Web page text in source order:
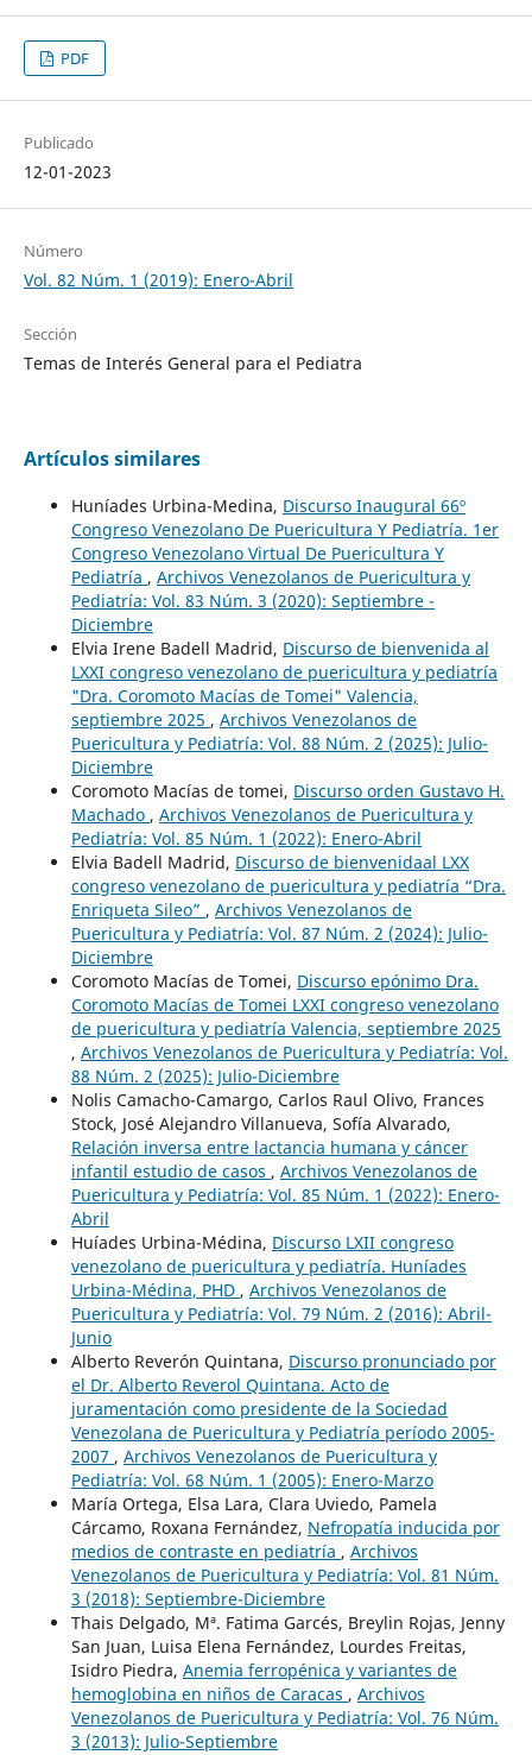
PDF
Publicado
12-01-2023
Número
Vol. 82 Núm. 1 (2019): Enero-Abril
Sección
Temas de Interés General para el Pediatra
Artículos similares
Huníades Urbina-Medina, Discurso Inaugural 66º
Congreso Venezolano De Puericultura Y Pediatría. 1er
Congreso Venezolano Virtual De Puericultura Y
Pediatría , Archivos Venezolanos de Puericultura y
Pediatría: Vol. 83 Núm. 3 (2020): Septiembre -
Diciembre
Elvia Irene Badell Madrid, Discurso de bienvenida al
LXXI congreso venezolano de puericultura y pediatría
"Dra. Coromoto Macías de Tomei" Valencia,
septiembre 2025 , Archivos Venezolanos de
Puericultura y Pediatría: Vol. 88 Núm. 2 (2025): Julio-
Diciembre
Coromoto Macías de tomei, Discurso orden Gustavo H.
Machado , Archivos Venezolanos de Puericultura y
Pediatría: Vol. 85 Núm. 1 (2022): Enero-Abril
Elvia Badell Madrid, Discurso de bienvenidaal LXX
congreso venezolano de puericultura y pediatría “Dra.
Enriqueta Sileo” , Archivos Venezolanos de
Puericultura y Pediatría: Vol. 87 Núm. 2 (2024): Julio-
Diciembre
Coromoto Macías de Tomei, Discurso epónimo Dra.
Coromoto Macías de Tomei LXXI congreso venezolano
de puericultura y pediatría Valencia, septiembre 2025
, Archivos Venezolanos de Puericultura y Pediatría: Vol.
88 Núm. 2 (2025): Julio-Diciembre
Nolis Camacho-Camargo, Carlos Raul Olivo, Frances
Stock, José Alejandro Villanueva, Sofía Alvarado,
Relación inversa entre lactancia humana y cáncer
infantil estudio de casos , Archivos Venezolanos de
Puericultura y Pediatría: Vol. 85 Núm. 1 (2022): Enero-
Abril
Huíades Urbina-Médina, Discurso LXII congreso
venezolano de puericultura y pediatría. Huníades
Urbina-Médina, PHD , Archivos Venezolanos de
Puericultura y Pediatría: Vol. 79 Núm. 2 (2016): Abril-
Junio
Alberto Reverón Quintana, Discurso pronunciado por
el Dr. Alberto Reverol Quintana. Acto de
juramentación como presidente de la Sociedad
Venezolana de Puericultura y Pediatría período 2005-
2007 , Archivos Venezolanos de Puericultura y
Pediatría: Vol. 68 Núm. 1 (2005): Enero-Marzo
María Ortega, Elsa Lara, Clara Uviedo, Pamela
Cárcamo, Roxana Fernández, Nefropatía inducida por
medios de contraste en pediatría , Archivos
Venezolanos de Puericultura y Pediatría: Vol. 81 Núm.
3 (2018): Septiembre-Diciembre
Thais Delgado, Mª. Fatima Garcés, Breylin Rojas, Jenny
San Juan, Luisa Elena Fernández, Lourdes Freitas,
Isidro Piedra, Anemia ferropénica y variantes de
hemoglobina en niños de Caracas , Archivos
Venezolanos de Puericultura y Pediatría: Vol. 76 Núm.
3 (2013): Julio-Septiembre